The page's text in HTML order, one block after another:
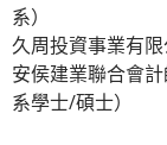
系）
久周投資事業有限
安侯建業聯合會
系學士/碩士）